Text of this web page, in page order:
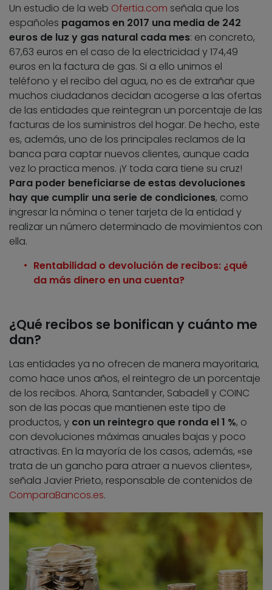
Un estudio de la web Ofertia.com señala que los
españoles pagamos en 2017 una media de 242
euros de luz y gas natural cada mes: en concreto,
67,63 euros en el caso de la electricidad y 174,49
euros en la factura de gas. Si a ello unimos el
teléfono y el recibo del agua, no es de extrañar que
muchos ciudadanos decidan acogerse a las ofertas
de las entidades que reintegran un porcentaje de las
facturas de los suministros del hogar. De hecho, este
es, además, uno de los principales reclamos de la
banca para captar nuevos clientes, aunque cada
vez lo practica menos. ¡Y toda cara tiene su cruz!
Para poder beneficiarse de estas devoluciones
hay que cumplir una serie de condiciones, como
ingresar la nómina o tener tarjeta de la entidad y
realizar un número determinado de movimientos con
ella.
Rentabilidad o devolución de recibos: ¿qué
da más dinero en una cuenta?
¿Qué recibos se bonifican y cuánto me
dan?
Las entidades ya no ofrecen de manera mayoritaria,
como hace unos años, el reintegro de un porcentaje
de los recibos. Ahora, Santander, Sabadell y COINC
son de las pocas que mantienen este tipo de
productos, y con un reintegro que ronda el 1 %, o
con devoluciones máximas anuales bajas y poco
atractivas. En la mayoría de los casos, además, «se
trata de un gancho para atraer a nuevos clientes»,
señala Javier Prieto, responsable de contenidos de
ComparaBancos.es.